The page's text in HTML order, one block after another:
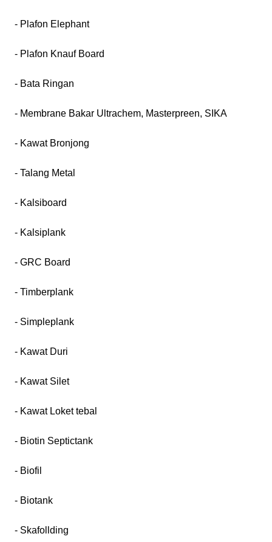
- Plafon Elephant
- Plafon Knauf Board
- Bata Ringan
- Membrane Bakar Ultrachem, Masterpreen, SIKA
- Kawat Bronjong
- Talang Metal
- Kalsiboard
- Kalsiplank
- GRC Board
- Timberplank
- Simpleplank
- Kawat Duri
- Kawat Silet
- Kawat Loket tebal
- Biotin Septictank
- Biofil
- Biotank
- Skafollding